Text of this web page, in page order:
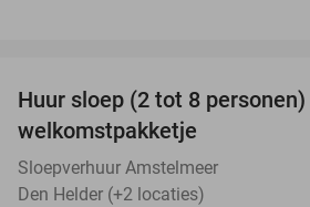
Huur sloep (2 tot 8 personen)
welkomstpakketje
Sloepverhuur Amstelmeer
Den Helder (+2 locaties)